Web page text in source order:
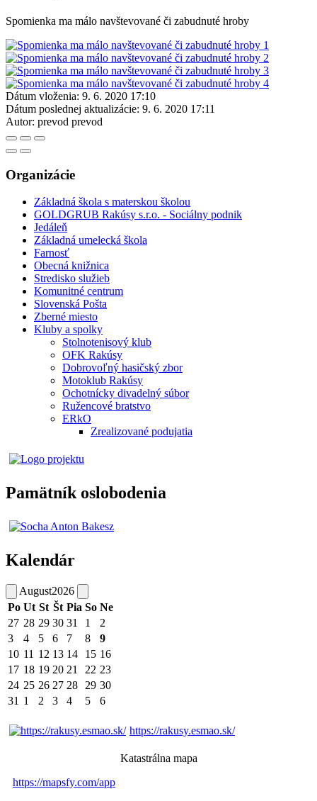
Spomienka ma málo navštevované či zabudnuté hroby
Dátum vloženia: 9. 6. 2020 17:10
Dátum poslednej aktualizácie: 9. 6. 2020 17:11
Autor: prevod prevod
Organizácie
Základná škola s materskou školou
GOLDGRUB Rakúsy s.r.o. - Sociálny podnik
Jedáleň
Základná umelecká škola
Farnosť
Obecná knižnica
Stredisko služieb
Komunitné centrum
Slovenská Pošta
Zberné miesto
Kluby a spolky
Stolnotenisový klub
OFK Rakúsy
Dobrovoľný hasičský zbor
Motoklub Rakúsy
Ochotnícky divadelný súbor
Ružencové bratstvo
ERkO
Zrealizované podujatia
Pamätník oslobodenia
Kalendár
August2026
Po Ut St Št Pia So Ne
27 28 29 30 31 1
2
3
4 5 6 7 8
9
10 11 12 13 14 15 16
17 18 19 20 21 22 23
24 25 26 27 28 29 30
31 1 2 3 4 5 6
https://rakusy.esmao.sk/
Katastrálna mapa
https://mapsfy.com/app